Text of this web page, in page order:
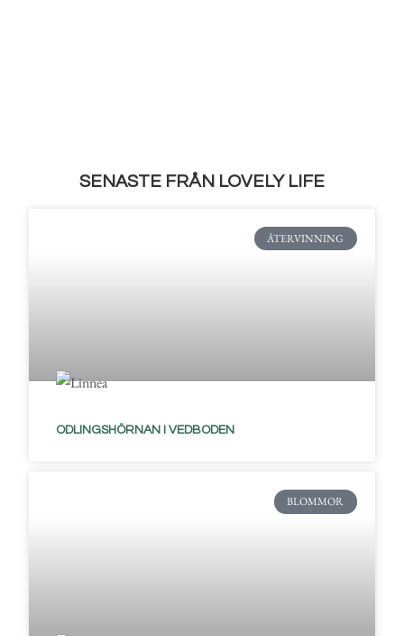
SENASTE FRÅN LOVELY LIFE
ÅTERVINNING
ODLINGSHÖRNAN I VEDBODEN
BLOMMOR